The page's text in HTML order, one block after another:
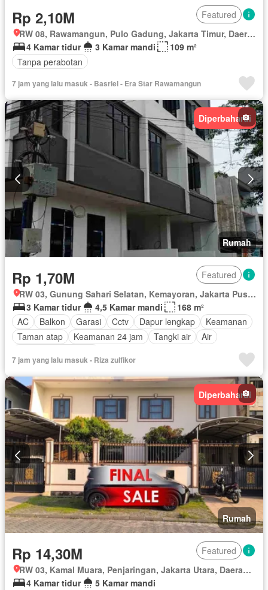
Rp 2,10M
Featured
RW 08, Rawamangun, Pulo Gadung, Jakarta Timur, Daerah Khusus Ibukota Jakarta
4 Kamar tidur
3 Kamar mandi
109 m²
Tanpa perabotan
7 jam yang lalu masuk - Basriel - Era Star Rawamangun
Diperbaharui
Rumah
Rp 1,70M
Featured
RW 03, Gunung Sahari Selatan, Kemayoran, Jakarta Pusat, Daerah Khusus Ibukota Jakarta
3 Kamar tidur
4,5 Kamar mandi
168 m²
AC
Balkon Garasi Cctv Dapur lengkap
Keamanan
Taman atap
Keamanan 24 jam Tangki air
Air
7 jam yang lalu masuk - Riza zulfikor
Diperbaharui
Rumah
Rp 14,30M
Featured
RW 03, Kamal Muara, Penjaringan, Jakarta Utara, Daerah Khusus Ibukota Jakarta
4 Kamar tidur
5 Kamar mandi